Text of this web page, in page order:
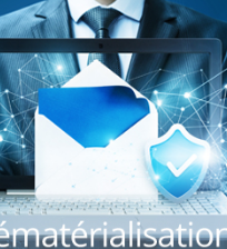
La dématérialisation de
documents présente de
nombreux avantages et
intérêts : Recherche
documentaire rapide,
archivage, limitation...
EN SAVOIR PLUS